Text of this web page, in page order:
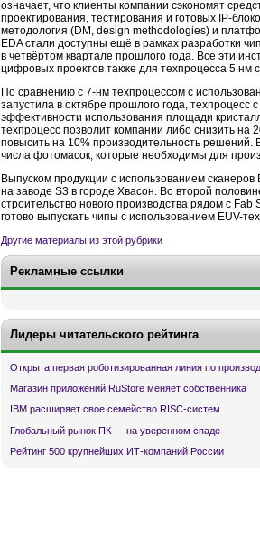
означает, что клиенты компании сэкономят
проектирования, тестирования и готовых IP-
методология (DM, design methodologies) и
EDA стали доступны ещё в рамках разработки
в четвёртом квартале прошлого года. Все эти
цифровых проектов также для техпроцесса 5 нм
По сравнению с 7-нм техпроцессом с
запустила в октябре прошлого года, техпроцесс
эффективности использования площади
техпроцесс позволит компании либо снизить на
повысить на 10% производительность
числа фотомасок, которые необходимы для
Выпуском продукции с использованием
на заводе S3 в городе Хвасон. Во второй
строительство нового производства рядом с
готово выпускать чипы с использованием EUV-
Другие материалы из этой рубрики
Рекламные ссылки
Лидеры читательского рейтинга
Открыта первая роботизированная линия по
Магазин приложений RuStore меняет собственника
IBM расширяет свое семейство RISC-систем
Глобальный рынок ПК — на уверенном спаде
Рейтинг 500 крупнейших ИТ-компаний России